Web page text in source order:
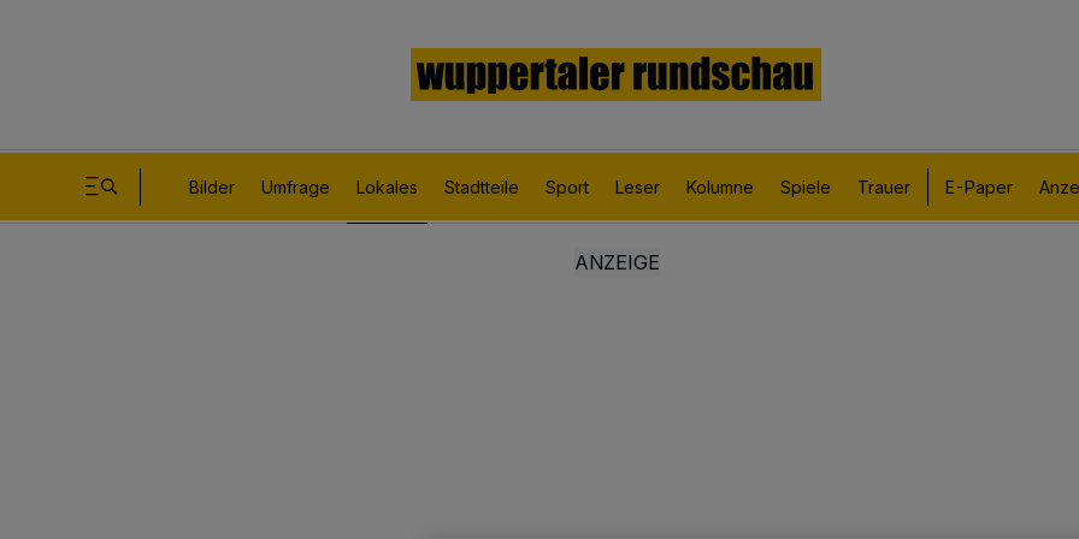
Bilder Umfrage Lokales Stadtteile Sport Leser Kolumne Spiele Trauer E-Paper